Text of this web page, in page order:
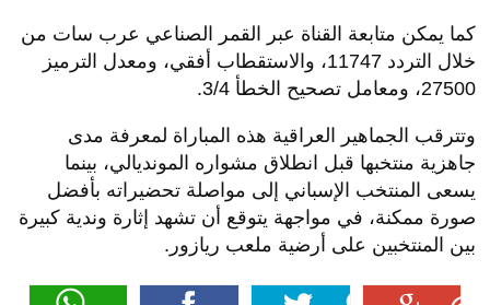
كما يمكن متابعة القناة عبر القمر الصناعي عرب سات من
خلال التردد 11747، والاستقطاب أفقي، ومعدل الترميز
27500، ومعامل تصحيح الخطأ 3/4.
وتترقب الجماهير العراقية هذه المباراة لمعرفة مدى
جاهزية منتخبها قبل انطلاق مشواره المونديالي، بينما
يسعى المنتخب الإسباني إلى مواصلة تحضيراته بأفضل
صورة ممكنة، في مواجهة يتوقع أن تشهد إثارة وندية كبيرة
بين المنتخبين على أرضية ملعب ريازور.